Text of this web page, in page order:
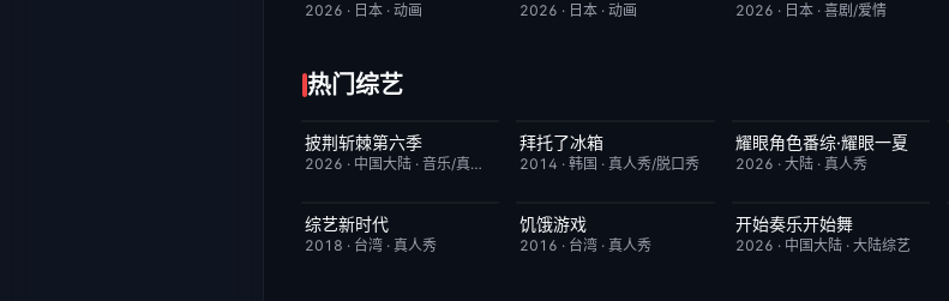
2026 · 日本 · 动画 2026 · 日本 ·动画 2026 · 日本· 喜剧/爱情
热门综艺
昨日更新
披荆斩棘第六季
2026 · 中国大陆 · 音乐/真人秀
更新至第83集
拜托了冰箱
2014 ·韩国 ·真人秀/脱口秀
本周更新 8.0
耀眼角色番综·耀眼一夏
2026 · 大陆· 真人秀
本周更新
综艺新时代
2018 · 台湾 · 真人秀
昨日更新
饥饿游戏
2016 · 台湾 ·真人秀
更新至第3期
开始奏乐开始舞
2026 · 中国大陆· 大陆综艺